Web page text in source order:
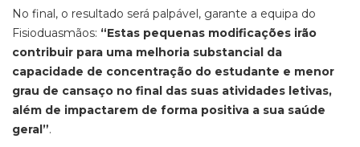
No final, o resultado será palpável, garante a equipa do
Fisioduasmãos: “Estas pequenas modificações irão
contribuir para uma melhoria substancial da
capacidade de concentração do estudante e menor
grau de cansaço no final das suas atividades letivas,
além de impactarem de forma positiva a sua saúde
geral”.